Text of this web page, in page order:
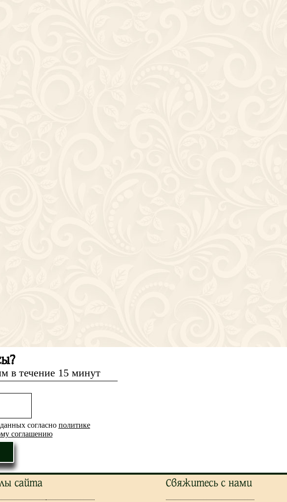
в течение 15 минут
согласно политике
соглашению
сайта Свяжитесь с нами